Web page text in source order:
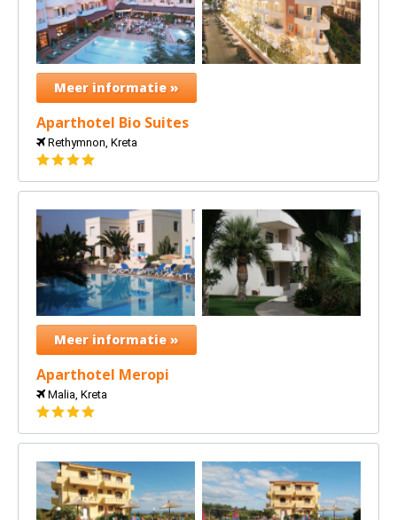
Meer informatie »
Aparthotel Bio Suites
Rethymnon, Kreta
4
Meer informatie »
Aparthotel Meropi
Malia, Kreta
4